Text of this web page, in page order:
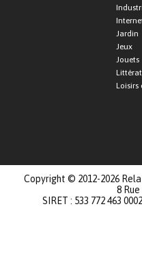
Jardin
Jeux
Jouets
Loisirs
Copyright © 2012-2026
8
SIRET : 533 772 463